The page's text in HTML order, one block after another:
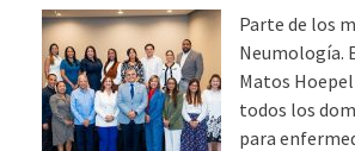
Parte de los
Neumología.
Matos
todos los
para